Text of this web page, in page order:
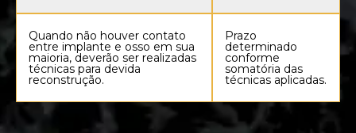
Quando não houver contato
entre implante e osso em sua
maioria, deverão ser realizadas
técnicas para devida
reconstrução.
Prazo
determinado
conforme
somatória das
técnicas aplicadas.